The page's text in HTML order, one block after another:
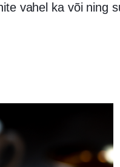
vahel ka või ning